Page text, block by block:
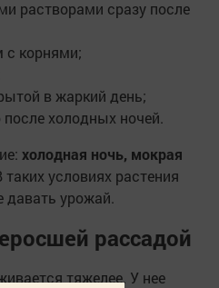
растворами сразу после
с корнями;
в жаркий день;
холодных ночей.
холодная ночь, мокрая
таких условиях растения
давать урожай.
рассадой
тяжелее. У нее